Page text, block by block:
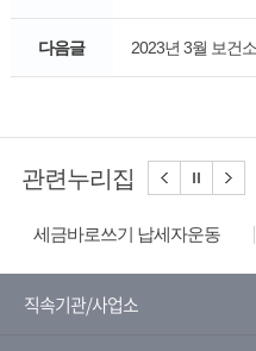
다음글 2023년 3월 보건
관련누리집
세금바로쓰기 납세자운동
직속기관/사업소